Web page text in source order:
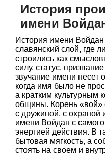
История
имени
История имени Войдан
славянский слой, где
строились как
силу, статус,
звучание имени несет
когда имя было не
а кратким культурным
общины. Корень «вой»
с дружиной, с охраной
имени Войдан с
энергией действия. В
бытовая мягкость, а
стоять на своем и